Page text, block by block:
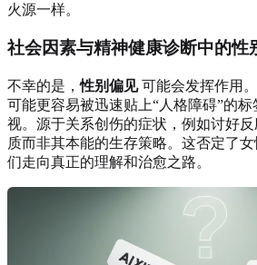
火源一样。
社会因素与精神健康诊断中的性
不幸的是，性别偏见可能会发挥作用
可能更容易被迅速贴上“人格障碍”的
视。源于关系创伤的症状，例如讨好
质而非其本能的生存策略。这否定了
们走向真正的理解和治愈之路。